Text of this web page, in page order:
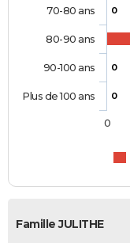
0
0
0
70-80 ans
80-90 ans
90-100 ans
Plus de 100 ans
0
Famille JULITHE